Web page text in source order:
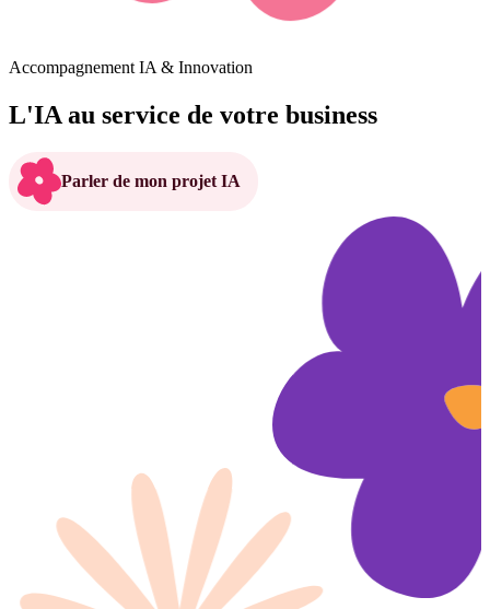
Accompagnement IA & Innovation
L'IA au service de votre business
Parler de mon projet IA